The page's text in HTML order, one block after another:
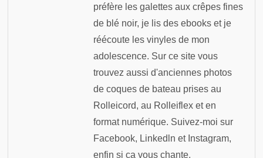
préfère les galettes aux crêpes fines
de blé noir, je lis des ebooks et je
réécoute les vinyles de mon
adolescence. Sur ce site vous
trouvez aussi d'anciennes photos
de coques de bateau prises au
Rolleicord, au Rolleiflex et en
format numérique. Suivez-moi sur
Facebook, Linkedln et Instagram,
enfin si ça vous chante.